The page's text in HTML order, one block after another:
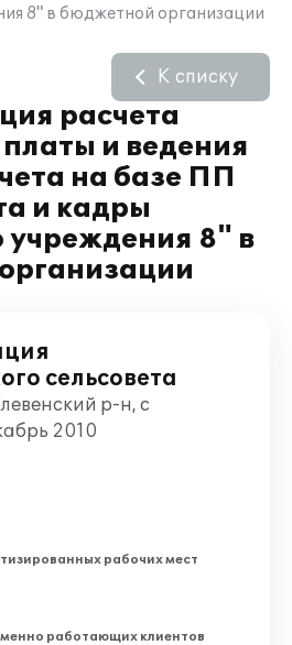
8" в бюджетной организации
расчета
и ведения
на базе ПП
и кадры
8" в
К списку
сельсовета
р-н, с
2010
рабочих мест
работающих клиентов